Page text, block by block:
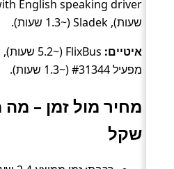
שעות), Sladek (~1.3 שעות).
איטיים:
מפעיל #31344 (~1.3 שעות).
מחיר מול זמן –
שקל